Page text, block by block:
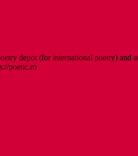
depot (for international poetry)
poetic.ro